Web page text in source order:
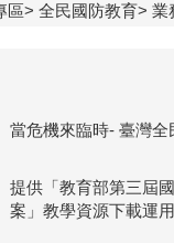
區 全民國防教育 業
當危機來臨時- 臺灣
提供「教育部第三屆
案」教學資源下載運用